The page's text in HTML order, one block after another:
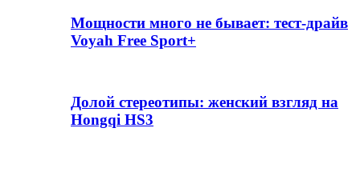
Мощности много не бывает: тест-драйв
Voyah Free Sport+
Долой стереотипы: женский взгляд на
Hongqi HS3